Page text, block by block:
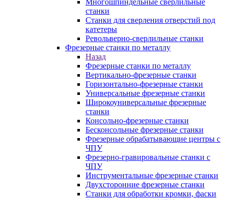
Многошпиндельные сверлильные
станки
Станки для сверления отверстий под
катетеры
Револьверно-сверлильные станки
Фрезерные станки по металлу
Назад
Фрезерные станки по металлу
Вертикально-фрезерные станки
Горизонтально-фрезерные станки
Универсальные фрезерные станки
Широкоуниверсальные фрезерные
станки
Консольно-фрезерные станки
Бесконсольные фрезерные станки
Фрезерные обрабатывающие центры с
ЧПУ
Фрезерно-гравировальные станки с
ЧПУ
Инструментальные фрезерные станки
Двухсторонние фрезерные станки
Станки для обработки кромки, фаски